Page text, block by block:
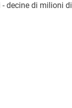
decine di milioni